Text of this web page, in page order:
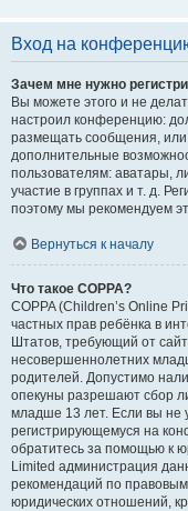
Вход на
Зачем мне нужно
Вы можете этого и не
настроил конференцию:
размещать сообщения, или
дополнительные
пользователям: аватары,
участие в группах и т. д.
поэтому мы рекомендуем
Вернуться к началу
Что такое COPPA?
COPPA (Children’s Online
частных прав ребёнка в
Штатов, требующий от
несовершеннолетних
родителей. Допустимо
опекуны разрешают сбор
младше 13 лет. Если вы не
регистрирующемуся на
обратитесь за помощью к
Limited администрация
рекомендаций по
юридических отношений,